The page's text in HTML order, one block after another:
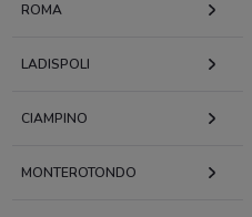
ROMA
LADISPOLI
CIAMPINO
MONTEROTONDO